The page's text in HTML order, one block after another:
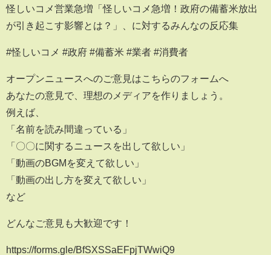
怪しいコメ営業急増「怪しいコメ急増！政府の備蓄米放出
が引き起こす影響とは？」、に対するみんなの反応集
#怪しいコメ #政府 #備蓄米 #業者 #消費者
オープンニュースへのご意見はこちらのフォームへ
あなたの意見で、理想のメディアを作りましょう。
例えば、
「名前を読み間違っている」
「〇〇に関するニュースを出して欲しい」
「動画のBGMを変えて欲しい」
「動画の出し方を変えて欲しい」
など
どんなご意見も大歓迎です！
https://forms.gle/BfSXSSaEFpjTWwiQ9